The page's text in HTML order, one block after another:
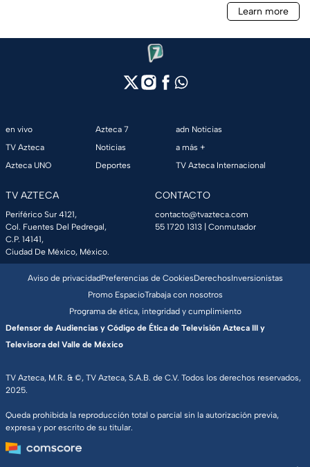
en vivo
TV Azteca
Azteca UNO
Azteca 7
Noticias
Deportes
adn Noticias
a más +
TV Azteca Internacional
TV AZTECA
Periférico Sur 4121,
Col. Fuentes Del Pedregal,
C.P. 14141,
Ciudad De México, México.
CONTACTO
contacto@tvazteca.com
55 1720 1313 | Conmutador
TV Azteca, M.R. & ©, TV Azteca, S.A.B. de C.V. Todos los derechos reservados,
2025.
Queda prohibida la reproducción total o parcial sin la autorización previa,
expresa y por escrito de su titular.
Aviso de privacidadPreferencias de CookiesDerechosInversionistas
Promo EspacioTrabaja con nosotros
Programa de ética, integridad y cumplimiento
Defensor de Audiencias y Código de Ética de Televisión Azteca III y
Televisora del Valle de México